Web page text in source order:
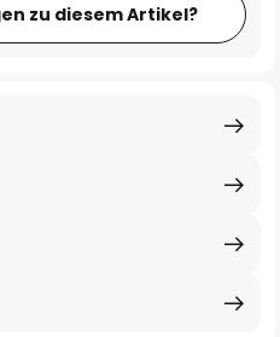
zu diesem Artikel?